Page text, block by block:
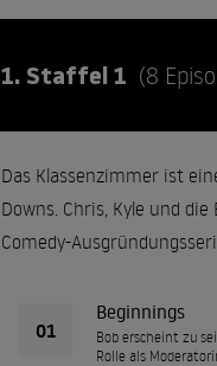
1. Staffel 1 (8
Das Klassenzimmer ist
Downs. Chris, Kyle und
Comedy-
01
Beginnings
Bob erscheint zu
Rolle als